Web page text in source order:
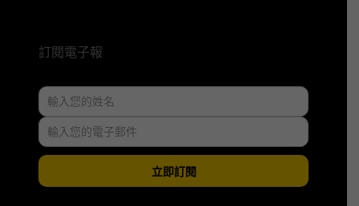
訂閱電子報
立即訂閱